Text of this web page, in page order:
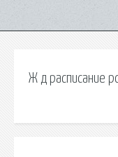
Ж д расписание